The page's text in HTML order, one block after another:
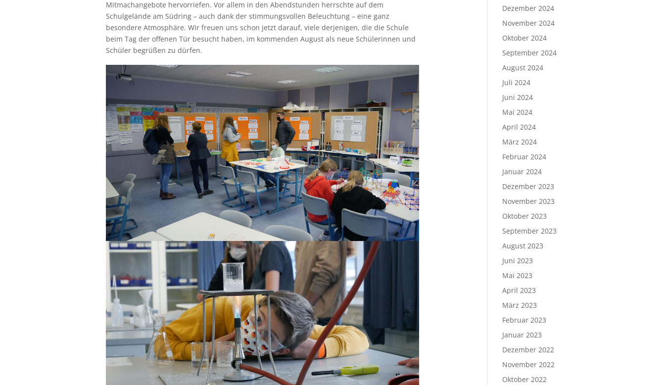
Mitmachangebote hervorriefen. Vor allem in den Abendstunden herrschte auf dem
Schulgelände am Südring – auch dank der stimmungsvollen Beleuchtung – eine ganz
besondere Atmosphäre. Wir freuen uns schon jetzt darauf, viele derjenigen, die die Schule
beim Tag der offenen Tür besucht haben, im kommenden August als neue Schülerinnen und
Schüler begrüßen zu dürfen.
Dezember 2024
November 2024
Oktober 2024
September 2024
August 2024
Juli 2024
Juni 2024
Mai 2024
April 2024
März 2024
Februar 2024
Januar 2024
Dezember 2023
November 2023
Oktober 2023
September 2023
August 2023
Juni 2023
Mai 2023
April 2023
März 2023
Februar 2023
Januar 2023
Dezember 2022
November 2022
Oktober 2022